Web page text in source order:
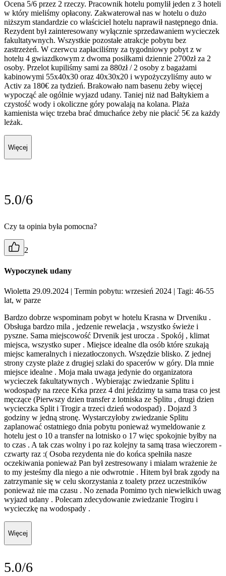
Ocena 5/6 przez 2 rzeczy. Pracownik hotelu pomylił jeden z 3 hoteli
w który mieliśmy opłacony. Zakwaterował nas w hotelu o dużo
niższym standardzie co właściciel hotelu naprawił następnego dnia.
Rezydent był zainteresowany wyłącznie sprzedawaniem wycieczek
fakultatywnych. Wszystkie pozostałe atrakcje pobytu bez
zastrzeżeń. W czerwcu zapłaciliśmy za tygodniowy pobyt z w
hotelu 4 gwiazdkowym z dwoma posiłkami dziennie 2700zł za 2
osoby. Przelot kupiliśmy sami za 880zł / 2 osoby z bagażami
kabinowymi 55x40x30 oraz 40x30x20 i wypożyczyliśmy auto w
Activ za 180€ za tydzień. Brakowało nam basenu żeby więcej
wypocząć ale ogólnie wyjazd udany. Taniej niż nad Bałtykiem a
czystość wody i okoliczne góry powalają na kolana. Plaża
kamienista więc trzeba brać dmuchańce żeby nie płacić 5€ za każdy
leżak.
Więcej
5.0/6
Czy ta opinia była pomocna?
2
Wypoczynek udany
Wioletta 29.09.2024 | Termin pobytu: wrzesień 2024 | Tagi: 46-55
lat, w parze
Bardzo dobrze wspominam pobyt w hotelu Krasna w Drveniku .
Obsługa bardzo mila , jedzenie rewelacja , wszystko świeże i
pyszne. Sama miejscowość Drvenik jest urocza . Spokój , klimat
miejsca, wszystko super . Miejsce idealne dla osób które szukają
miejsc kameralnych i niezatłoczonych. Wszędzie blisko. Z jednej
strony czyste plaże z drugiej szlaki do spacerów w góry. Dla mnie
miejsce idealne . Moja mała uwaga jedynie do organizatora
wycieczek fakultatywnych . Wybierając zwiedzanie Splitu i
wodospady na rzece Krka przez 4 dni jeździmy ta sama trasa co jest
męczące (Pierwszy dzien transfer z lotniska ze Splitu , drugi dzien
wycieczka Split i Trogir a trzeci dzień wodospad) . Dojazd 3
godziny w jedną stronę. Wystarczyłoby zwiedzanie Splitu
zaplanować ostatniego dnia pobytu ponieważ wymeldowanie z
hotelu jest o 10 a transfer na lotnisko o 17 więc spokojnie byłby na
to czas . A tak czas wolny i po raz kolejny ta samą trasa wieczorem -
czwarty raz :( Osoba rezydenta nie do końca spełniła nasze
oczekiwania ponieważ Pan był zestresowany i mialam wrażenie że
to my jesteśmy dla niego a nie odwrotnie . Hitem był brak zgody na
zatrzymanie się w celu skorzystania z toalety przez uczestników
ponieważ nie ma czasu . No zenada Pomimo tych niewielkich uwag
wyjazd udany . Polecam zdecydowanie zwiedzanie Trogiru i
wycieczkę na wodospady .
Więcej
5.0/6